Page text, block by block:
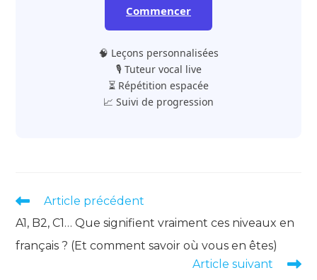
Commencer
🧠 Leçons personnalisées
🎙️ Tuteur vocal live
⏳ Répétition espacée
📈 Suivi de progression
Read
articles
Article précédent
A1, B2, C1… Que signifient vraiment ces niveaux en
français ? (Et comment savoir où vous en êtes)
Article suivant